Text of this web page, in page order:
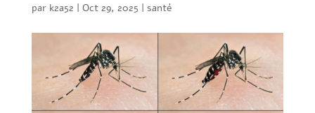
par k2a52 | Oct 29, 2025 | santé